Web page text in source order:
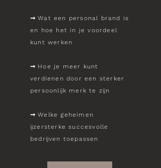
➞Wat een personal brand is
en hoe het in je voordeel
kunt werken
➞ Hoe je meer kunt
verdienen door een sterker
persoonlijk merk te zijn
➞Welke geheimen
ijzersterke succesvolle
bedrijven toepassen